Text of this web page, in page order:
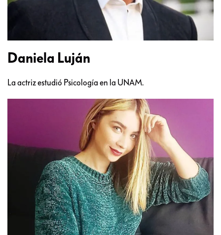
Daniela Luján
La actriz estudió Psicología en la UNAM.